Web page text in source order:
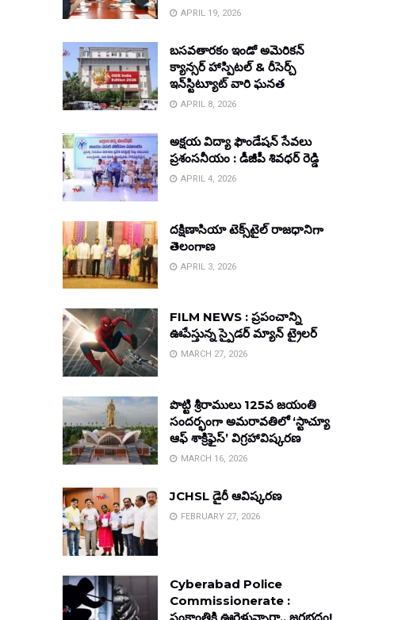
APRIL 19, 2026
బసవతారకం ఇండో అమెరికన్
క్యాన్సర్ హాస్పిటల్ & రీసెర్చ్
ఇన్‌స్టిట్యూట్ వారి ఘనత
APRIL 8, 2026
అక్షయ విద్యా ఫౌండేషన్ సేవలు
ప్రశంసనీయం : డీజీపీ శివధర్ రెడ్డి
APRIL 4, 2026
దక్షిణాసియా టెక్స్‌టైల్ రాజధానిగా
తెలంగాణ
APRIL 3, 2026
FILM NEWS : ప్రపంచాన్ని
ఊపేస్తున్న స్పైడర్ మ్యాన్ ట్రైలర్
MARCH 27, 2026
పొట్టి శ్రీరాములు 125వ జయంతి
సందర్భంగా అమరావతిలో ‘స్టాచ్యూ
ఆఫ్ శాక్రిఫైస్’ విగ్రహావిష్కరణ
MARCH 16, 2026
JCHSL డైరీ ఆవిష్కరణ
FEBRUARY 27, 2026
Cyberabad Police
Commissionerate :